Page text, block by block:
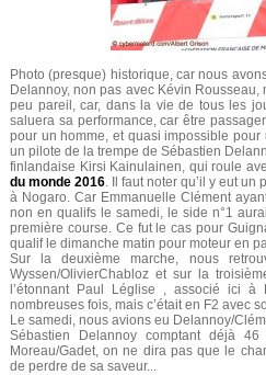
Photo (presque) historique, car nous
Delannoy, non pas avec Kévin Rousseau,
peu pareil, car, dans la vie de tous les
saluera sa performance, car être
pour un homme, et quasi impossible pour
un pilote de la trempe de Sébastien
finlandaise Kirsi Kainulainen, qui roule
du monde 2016. Il faut noter qu’il y eut
à Nogaro. Car Emmanuelle Clément
non en qualifs le samedi, le side n°1
première course. Ce fut le cas pour
qualif le dimanche matin pour moteur en
Sur la deuxième marche, nous
Wyssen/OlivierChabloz et sur la
l’étonnant Paul Léglise , associé ici
nombreuses fois, mais c’était en F2 avec
Le samedi, nous avions eu Delannoy/
Sébastien Delannoy comptant déjà
Moreau/Gadet, on ne dira pas que le
de perdre de sa saveur...